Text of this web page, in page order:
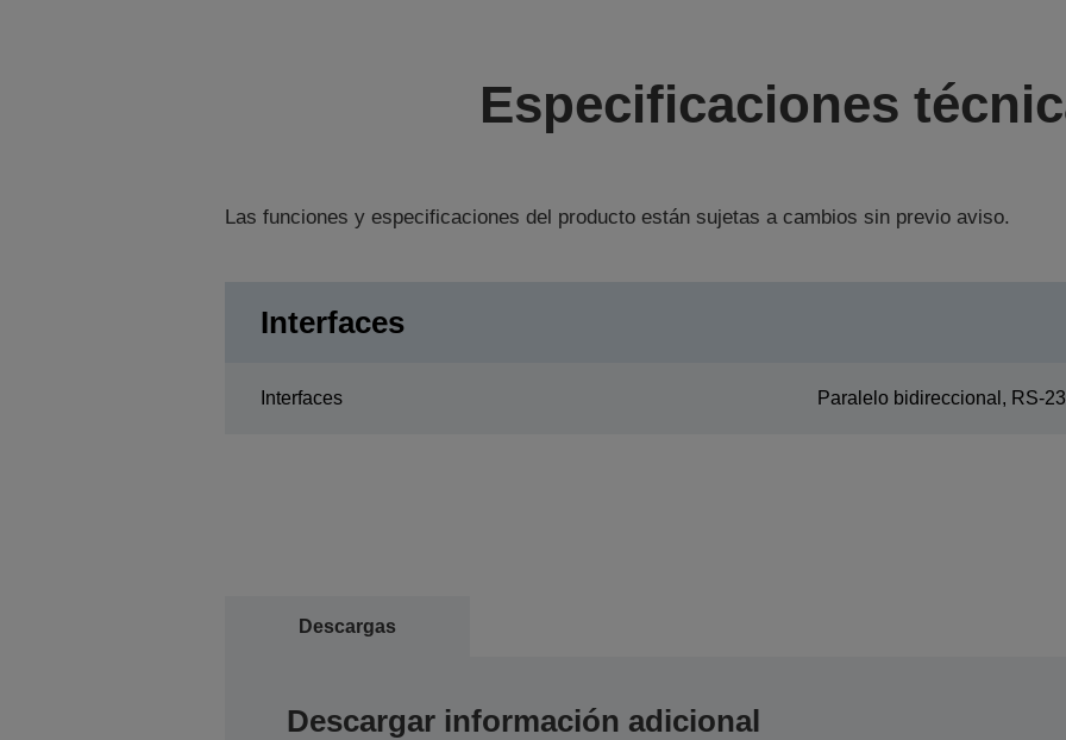
Especificaciones
Las funciones y especificaciones del producto están sujetas a cambios sin previo aviso.
Interfaces
Interfaces Paralelo bidireccional, RS-
Descargas
Descargar información adicional